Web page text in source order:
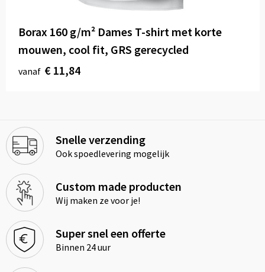
Borax 160 g/m² Dames T-shirt met korte
mouwen, cool fit, GRS gerecycled
vanaf € 11,84
Snelle verzending
Ook spoedlevering mogelijk
Custom made producten
Wij maken ze voor je!
Super snel een offerte
Binnen 24 uur